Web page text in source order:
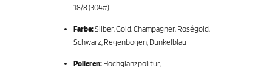
18/8 (304#)
Farbe:Silber, Gold, Champagner, Roségold,
Schwarz, Regenbogen, Dunkelblau
Polieren: Hochglanzpolitur,